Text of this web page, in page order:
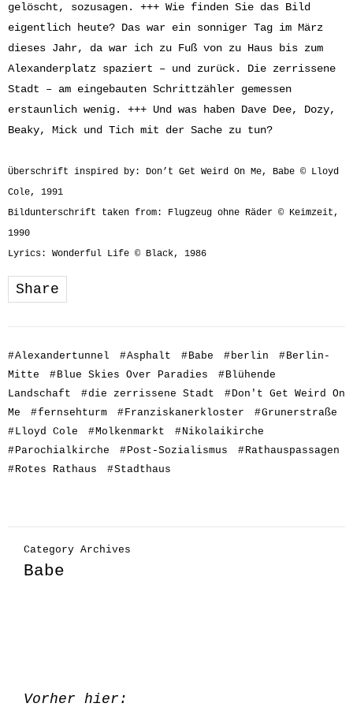
gelöscht, sozusagen. +++ Wie finden Sie das Bild
eigentlich heute? Das war ein sonniger Tag im März
dieses Jahr, da war ich zu Fuß von zu Haus bis zum
Alexanderplatz spaziert – und zurück. Die zerrissene
Stadt – am eingebauten Schrittzähler gemessen
erstaunlich wenig. +++ Und was haben Dave Dee, Dozy,
Beaky, Mick und Tich mit der Sache zu tun?
Überschrift inspired by: Don’t Get Weird On Me, Babe © Lloyd
Cole, 1991
Bildunterschrift taken from: Flugzeug ohne Räder © Keimzeit,
1990
Lyrics: Wonderful Life © Black, 1986
Share
#Alexandertunnel #Asphalt #Babe #berlin #Berlin-
Mitte
#Blue Skies Over Paradies #Blühende
Landschaft
#die zerrissene Stadt #Don't Get Weird On
Me
#fernsehturm #Franziskanerkloster #Grunerstraße
#Lloyd Cole #Molkenmarkt #Nikolaikirche
#Parochialkirche #Post-Sozialismus #Rathauspassagen
#Rotes Rathaus #Stadthaus
Category Archives
Babe
Vorher hier: